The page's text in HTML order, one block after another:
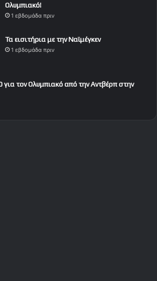
Ολυμπιακό!
1 εβδομάδα πριν
Τα εισιτήρια με την Ναϊμέγκεν
1 εβδομάδα πριν
για τον Ολυμπιακό από την Αντβέρπ στην